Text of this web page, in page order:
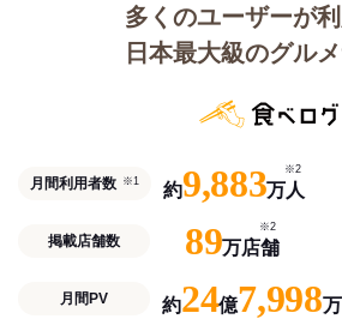
多くのユーザーが
日本最大級のグル
月間利用者数 ※1 約9,883万人
※2
掲載店舗数 89万店舗
※2
月間PV 約24億7,998